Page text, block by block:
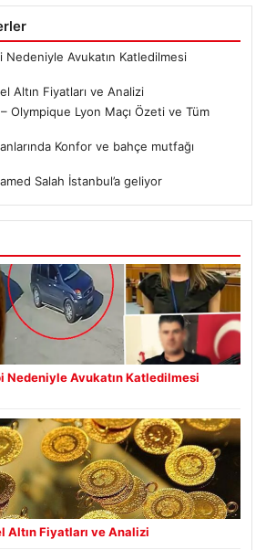
Nedeniyle Avukatın Katledilmesi
Altın Fiyatları ve Analizi
Olympique Lyon Maçı Özeti ve Tüm
Konfor ve bahçe mutfağı
Salah İstanbul’a geliyor
Nedeniyle Avukatın Katledilmesi
Altın Fiyatları ve Analizi